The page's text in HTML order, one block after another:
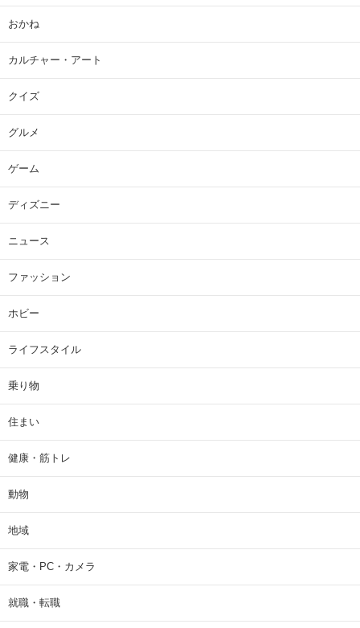
おかね
カルチャー・アート
クイズ
グルメ
ゲーム
ディズニー
ニュース
ファッション
ホビー
ライフスタイル
乗り物
住まい
健康・筋トレ
動物
地域
家電・PC・カメラ
就職・転職